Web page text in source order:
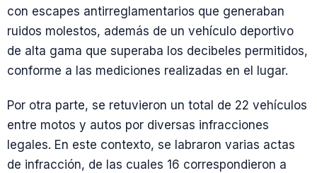
con escapes antirreglamentarios que generaban
ruidos molestos, además de un vehículo deportivo
de alta gama que superaba los decibeles permitidos,
conforme a las mediciones realizadas en el lugar.
Por otra parte, se retuvieron un total de 22 vehículos
entre motos y autos por diversas infracciones
legales. En este contexto, se labraron varias actas
de infracción, de las cuales 16 correspondieron a